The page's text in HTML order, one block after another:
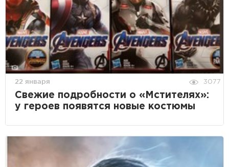
22 января 3077
Свежие подробности о «Мстителях»:
у героев появятся новые костюмы